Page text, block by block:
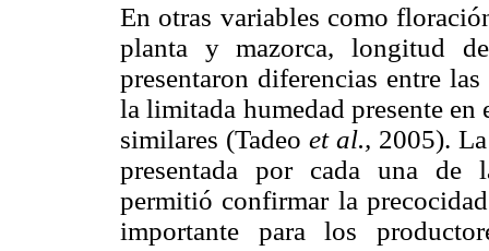
En otras variables como
planta y mazorca, longitud
presentaron diferencias entre
la limitada humedad presente
similares (Tadeo et al., 2005).
presentada por cada una de
permitió confirmar la
importante para los